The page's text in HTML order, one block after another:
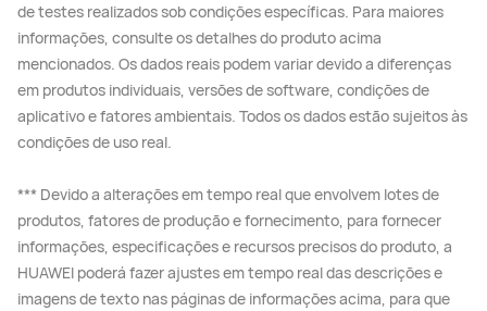
de testes realizados sob condições específicas. Para maiores
informações, consulte os detalhes do produto acima
mencionados. Os dados reais podem variar devido a diferenças
em produtos individuais, versões de software, condições de
aplicativo e fatores ambientais. Todos os dados estão sujeitos às
condições de uso real.
*** Devido a alterações em tempo real que envolvem lotes de
produtos, fatores de produção e fornecimento, para fornecer
informações, especificações e recursos precisos do produto, a
HUAWEI poderá fazer ajustes em tempo real das descrições e
imagens de texto nas páginas de informações acima, para que